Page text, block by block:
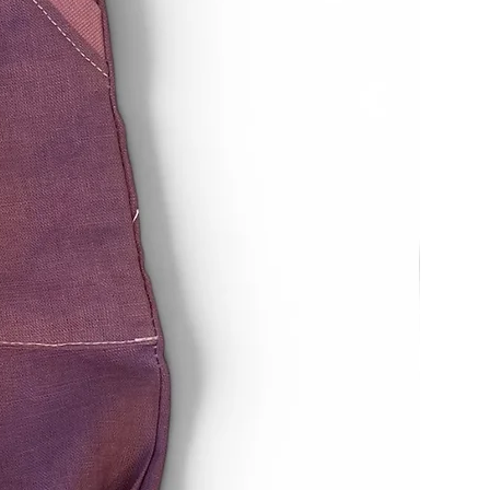
haben oder bis Sie den
dass Sie die Waren
je nachdem, welches der
und in jedem Fall
Tagen ab dem Tag, an
Widerruf dieses Vertrags
oder zu
gewahrt, wenn Sie die Waren
vierzehn Tagen absenden.
Kosten der Rücksendung
Wertverlust der Waren
dieser Wertverlust auf einen
Eigenschaften und
nicht notwendigen
ist.
nicht bei Verträgen über